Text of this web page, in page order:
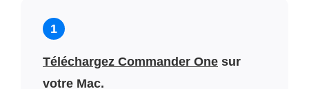
1
Téléchargez Commander One sur
votre Mac.